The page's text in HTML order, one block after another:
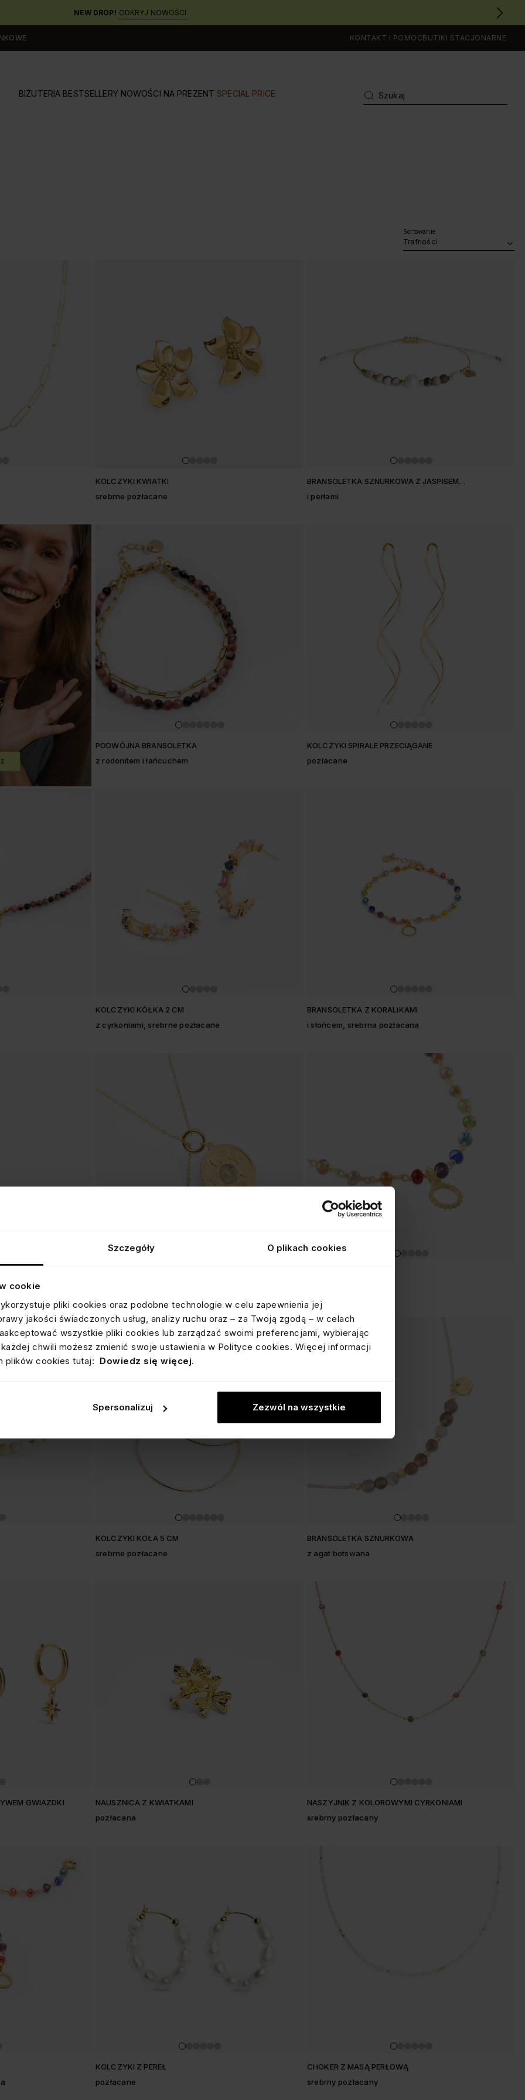
Szczegóły O plikach cookies
cookie
pliki cookies oraz podobne technologie w celu zapewnienia jej
jakości świadczonych usług, analizy ruchu oraz – za Twoją zgodą – w celach
wszystkie pliki cookies lub zarządzać swoimi preferencjami, wybierając
chwili możesz zmienić swoje ustawienia w Polityce cookies. Więcej informacji
plików cookies tutaj: Dowiedz się więcej.
Spersonalizuj Zezwól na wszystkie
NEW DROP! ODKRYJ NOWOŚCI
KONTAKT I POMOCBUTIKI STACJONARNE
BIŻUTERIA BESTSELLERY NOWOŚCI NA PREZENT SPECIAL PRICE
Sortowanie
Trafności
KOLCZYKI KWIATKI
srebrne pozłacane
BRANSOLETKA SZNURKOWA Z JASPISEM
i perłami
PODWÓJNA BRANSOLETKA
z rodonitem i łańcuchem
KOLCZYKI SPIRALE PRZECIĄGANE
pozłacane
KOLCZYKI KÓŁKA 2 CM
z cyrkoniami, srebrne pozłacane
BRANSOLETKA Z KORALIKAMI
i słońcem, srebrna pozłacana
KOLCZYKI KOŁA 5 CM
srebrne pozłacane
BRANSOLETKA SZNURKOWA
z agat botswana
GWIAZDKI
NAUSZNICA Z KWIATKAMI
pozłacana
NASZYJNIK Z KOLOROWYMI CYRKONIAMI
srebrny pozłacany
KOLCZYKI Z PEREŁ
pozłacane
CHOKER Z MASĄ PERŁOWĄ
srebrny pozłacany